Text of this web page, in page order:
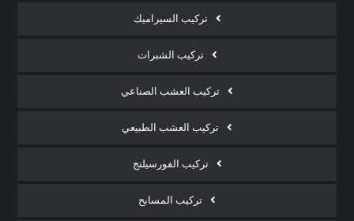
تركيب السيراميك
تركيب الشبرات
تركيب العشب الصناعي
تركيب العشب الطبيعي
تركيب الفورسيلنج
تركيب المسابح